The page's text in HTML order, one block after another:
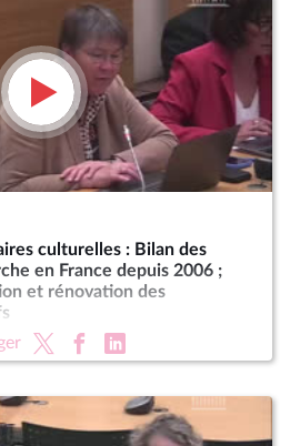
culturelles : Bilan des
en France depuis 2006 ;
et rénovation des